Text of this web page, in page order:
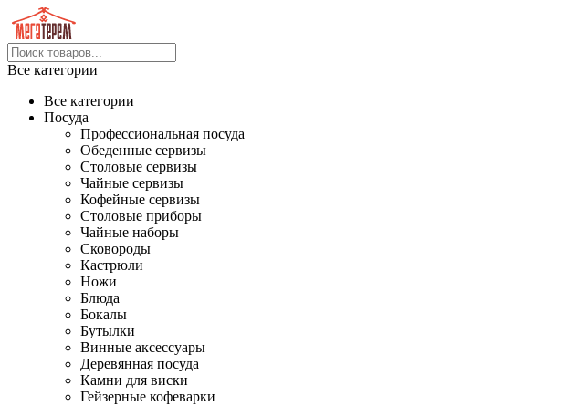
Все категории
Все категории
Посуда
Профессиональная посуда
Обеденные сервизы
Столовые сервизы
Чайные сервизы
Кофейные сервизы
Столовые приборы
Чайные наборы
Сковороды
Кастрюли
Ножи
Блюда
Бокалы
Бутылки
Винные аксессуары
Деревянная посуда
Камни для виски
Гейзерные кофеварки